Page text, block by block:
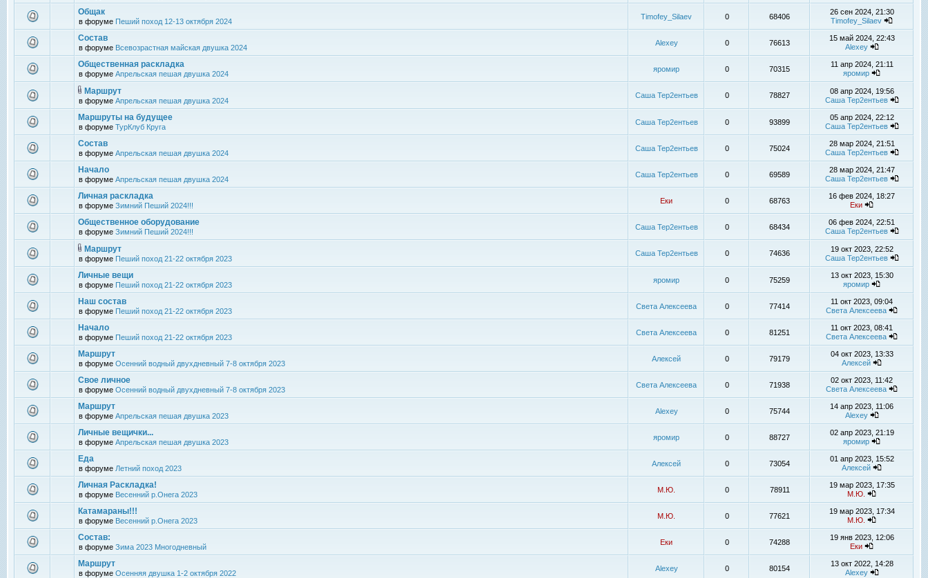
Общак
в форуме Пеший поход 12-13 октября 2024
Timofey_Silaev 0 68406
26 сен 2024, 21:30
Timofey_Silaev
Состав
в форуме Всевозрастная майская двушка 2024
Alexey 0 76613
15 май 2024, 22:43
Alexey
Общественная раскладка
в форуме Апрельская пешая двушка 2024
яромир 0 70315
11 апр 2024, 21:11
яромир
Маршрут
в форуме Апрельская пешая двушка 2024
Саша Тер2ентьев 0 78827
08 апр 2024, 19:56
Саша Тер2ентьев
Маршруты на будущее
в форуме ТурКлуб Круга
Саша Тер2ентьев 0 93899
05 апр 2024, 22:12
Саша Тер2ентьев
Состав
в форуме Апрельская пешая двушка 2024
Саша Тер2ентьев 0 75024
28 мар 2024, 21:51
Саша Тер2ентьев
Начало
в форуме Апрельская пешая двушка 2024
Саша Тер2ентьев 0 69589
28 мар 2024, 21:47
Саша Тер2ентьев
Личная раскладка
в форуме Зимний Пеший 2024!!!
Еки 0 68763
16 фев 2024, 18:27
Еки
Общественное оборудование
в форуме Зимний Пеший 2024!!!
Саша Тер2ентьев 0 68434
06 фев 2024, 22:51
Саша Тер2ентьев
Маршрут
в форуме Пеший поход 21-22 октября 2023
Саша Тер2ентьев 0 74636
19 окт 2023, 22:52
Саша Тер2ентьев
Личные вещи
в форуме Пеший поход 21-22 октября 2023
яромир 0 75259
13 окт 2023, 15:30
яромир
Наш состав
в форуме Пеший поход 21-22 октября 2023
Света Алексеева 0 77414
11 окт 2023, 09:04
Света Алексеева
Начало
в форуме Пеший поход 21-22 октября 2023
Света Алексеева 0 81251
11 окт 2023, 08:41
Света Алексеева
Маршрут
в форуме Осенний водный двухдневный 7-8 октября 2023
Алексей 0 79179
04 окт 2023, 13:33
Алексей
Свое личное
в форуме Осенний водный двухдневный 7-8 октября 2023
Света Алексеева 0 71938
02 окт 2023, 11:42
Света Алексеева
Маршрут
в форуме Апрельская пешая двушка 2023
Alexey 0 75744
14 апр 2023, 11:06
Alexey
Личные вещички...
в форуме Апрельская пешая двушка 2023
яромир 0 88727
02 апр 2023, 21:19
яромир
Еда
в форуме Летний поход 2023
Алексей 0 73054
01 апр 2023, 15:52
Алексей
Личная Раскладка!
в форуме Весенний р.Онега 2023
М.Ю. 0 78911
19 мар 2023, 17:35
М.Ю.
Катамараны!!!
в форуме Весенний р.Онега 2023
М.Ю. 0 77621
19 мар 2023, 17:34
М.Ю.
Состав:
в форуме Зима 2023 Многодневный
Еки 0 74288
19 янв 2023, 12:06
Еки
Маршрут
в форуме Осенняя двушка 1-2 октября 2022
Alexey 0 80154
13 окт 2022, 14:28
Alexey